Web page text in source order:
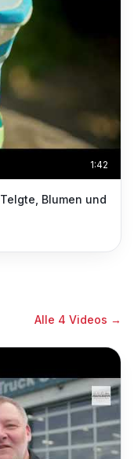
1:42
Blumen und
Alle 4 Videos →